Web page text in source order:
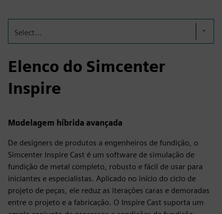
Select...
Elenco do Simcenter
Inspire
Modelagem híbrida avançada
De designers de produtos a engenheiros de fundição, o
Simcenter Inspire Cast é um software de simulação de
fundição de metal completo, robusto e fácil de usar para
iniciantes e especialistas. Aplicado no início do ciclo de
projeto de peças, ele reduz as iterações caras e demoradas
entre o projeto e a fabricação. O Inspire Cast suporta um